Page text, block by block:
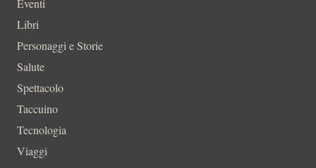
Libri
Personaggi e Storie
Salute
Spettacolo
Taccuino
Tecnologia
Viaggi